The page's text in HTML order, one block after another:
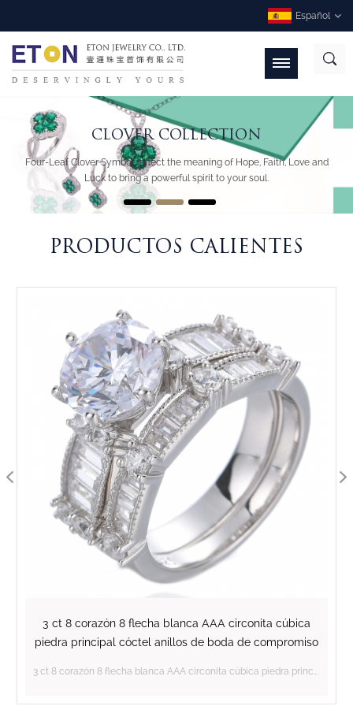
Español
CLOVER COLLECTION
Four-Leaf Clover Symbol reflect the meaning of Hope, Faith, Love and
Luck to bring a powerful spirit to your soul.
ENGRAVED LOCKETS
Capture her heart with an engraved locket, and hold onto it forever.
PARAIBA
A New Collection-Yttrium Aluminium Garnet
PRODUCTOS CALIENTES
Solitario de plata de ley 925 Anillo de compromiso
infinito cruzado con circonita cúbica amarilla AAA
Solitario de plata de ley 925 Anillo de compromiso infinito cruzado con circonita cúbica amarilla AAA